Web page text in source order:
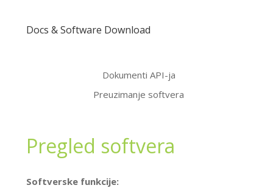
Docs & Software Download
Dokumenti API-ja
Preuzimanje softvera
Pregled softvera
Softverske funkcije: